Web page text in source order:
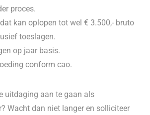
proces.
kan oplopen tot wel € 3.500,- bruto
toeslagen.
op jaar basis.
conform cao.
uitdaging aan te gaan als
Wacht dan niet langer en solliciteer